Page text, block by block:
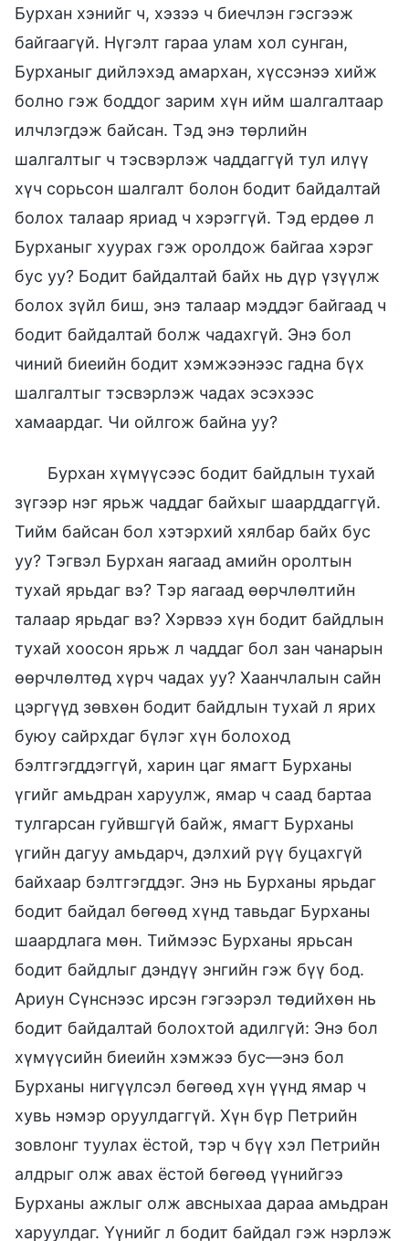
Бурхан хэнийг ч, хэзээ ч биечлэн гэсгээж
байгаагүй. Нүгэлт гараа улам хол сунган,
Бурханыг дийлэхэд амархан, хүссэнээ хийж
болно гэж боддог зарим хүн ийм шалгалтаар
илчлэгдэж байсан. Тэд энэ төрлийн
шалгалтыг ч тэсвэрлэж чаддаггүй тул илүү
хүч сорьсон шалгалт болон бодит байдалтай
болох талаар яриад ч хэрэггүй. Тэд ердөө л
Бурханыг хуурах гэж оролдож байгаа хэрэг
бус уу? Бодит байдалтай байх нь дүр үзүүлж
болох зүйл биш, энэ талаар мэддэг байгаад ч
бодит байдалтай болж чадахгүй. Энэ бол
чиний биеийн бодит хэмжээнээс гадна бүх
шалгалтыг тэсвэрлэж чадах эсэхээс
хамаардаг. Чи ойлгож байна уу?
Бурхан хүмүүсээс бодит байдлын тухай
зүгээр нэг ярьж чаддаг байхыг шаарддаггүй.
Тийм байсан бол хэтэрхий хялбар байх бус
уу? Тэгвэл Бурхан яагаад амийн оролтын
тухай ярьдаг вэ? Тэр яагаад өөрчлөлтийн
талаар ярьдаг вэ? Хэрвээ хүн бодит байдлын
тухай хоосон ярьж л чаддаг бол зан чанарын
өөрчлөлтөд хүрч чадах уу? Хаанчлалын сайн
цэргүүд зөвхөн бодит байдлын тухай л ярих
буюу сайрхдаг бүлэг хүн болоход
бэлтгэгддэггүй, харин цаг ямагт Бурханы
үгийг амьдран харуулж, ямар ч саад бартаа
тулгарсан гуйвшгүй байж, ямагт Бурханы
үгийн дагуу амьдарч, дэлхий рүү буцахгүй
байхаар бэлтгэгддэг. Энэ нь Бурханы ярьдаг
бодит байдал бөгөөд хүнд тавьдаг Бурханы
шаардлага мөн. Тиймээс Бурханы ярьсан
бодит байдлыг дэндүү энгийн гэж бүү бод.
Ариун Сүнснээс ирсэн гэгээрэл төдийхөн нь
бодит байдалтай болохтой адилгүй: Энэ бол
хүмүүсийн биеийн хэмжээ бус—энэ бол
Бурханы нигүүлсэл бөгөөд хүн үүнд ямар ч
хувь нэмэр оруулдаггүй. Хүн бүр Петрийн
зовлонг туулах ёстой, тэр ч бүү хэл Петрийн
алдрыг олж авах ёстой бөгөөд үүнийгээ
Бурханы ажлыг олж авсныхаа дараа амьдран
харуулдаг. Үүнийг л бодит байдал гэж нэрлэж